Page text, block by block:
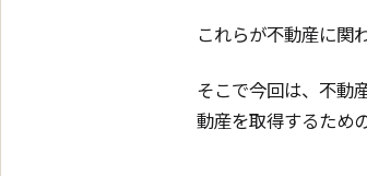
これらが不動産に関
そこで今回は、不動
動産を取得するため